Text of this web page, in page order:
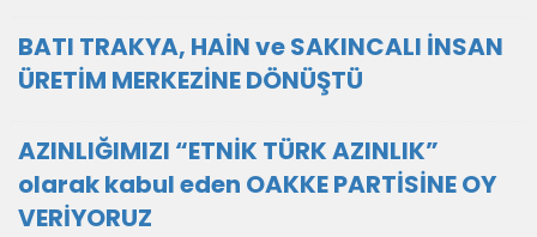
BATI TRAKYA, HAİN ve SAKINCALI İNSAN
ÜRETİM MERKEZİNE DÖNÜŞTÜ
AZINLIĞIMIZI “ETNİK TÜRK AZINLIK”
olarak kabul eden OAKKE PARTİSİNE OY
VERİYORUZ